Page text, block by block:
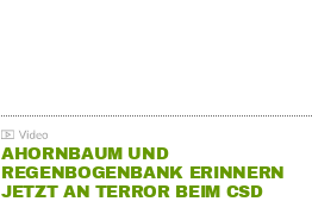
AHORNBAUM UND
REGENBOGENBANK ERINNERN
JETZT AN TERROR BEIM CSD